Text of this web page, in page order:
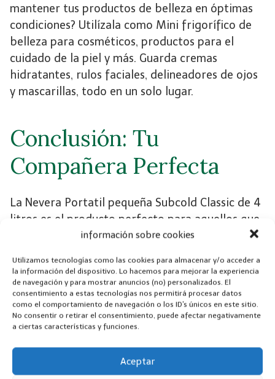
información sobre cookies
Utilizamos tecnologías como las cookies para almacenar y/o acceder a
la información del dispositivo. Lo hacemos para mejorar la experiencia
de navegación y para mostrar anuncios (no) personalizados. El
consentimiento a estas tecnologías nos permitirá procesar datos
como el comportamiento de navegación o los ID's únicos en este sitio.
No consentir o retirar el consentimiento, puede afectar negativamente
a ciertas características y funciones.
Aceptar
mantener tus productos de belleza en óptimas
condiciones? Utilízala como Mini frigorífico de
belleza para cosméticos, productos para el
cuidado de la piel y más. Guarda cremas
hidratantes, rulos faciales, delineadores de ojos
y mascarillas, todo en un solo lugar.
Conclusión: Tu
Compañera Perfecta
La Nevera Portatil pequeña Subcold Classic de 4
litros es el producto perfecto para aquellos que
buscan practicidad y eficiencia en un tamaño
calentar, sus múltiples opciones de energía y su
amplia gama de usos, esta mini nevera eléctrica
se adapta a tus necesidades en cualquier
momento y lugar. No pierdas la oportunidad de
tener una Subcold Classic4 y disfrutar de
comidas y bebidas frescas o calientes siempre
que lo desees. ¡Hazte con la tuya hoy y lleva el